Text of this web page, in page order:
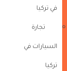
في تركيا
تجارة
السيارات في
تركيا